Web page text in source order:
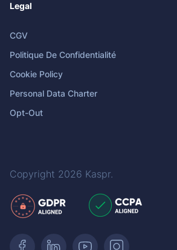
Legal
CGV
Politique De Confidentialité
Cookie Policy
Personal Data Charter
Opt-Out
Copyright 2026 Kaspr.